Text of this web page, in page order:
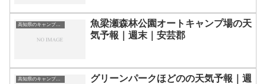
高知県のキャンプ場一覧
魚梁瀬森林公園オートキャンプ場の天
気予報｜週末｜安芸郡
高知県のキャンプ場一覧
グリーンパークほどのの天気予報｜週